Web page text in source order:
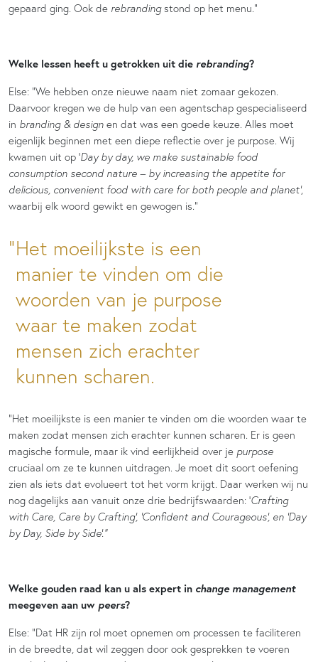
gepaard ging. Ook de rebrandingstond op het menu.”
Welke lessen heeft u getrokken uit die rebranding?
Else: “We hebben onze nieuwe naam niet zomaar gekozen.
Daarvoor kregen we de hulp van een agentschap gespecialiseerd
in branding & design en dat was een goede keuze. Alles moet
eigenlijk beginnen met een diepe reflectie over je purpose. Wij
kwamen uit op ‘Day by day, we make sustainable food
consumption second nature – by increasing the appetite for
delicious, convenient food with care for both people and planet’,
waarbij elk woord gewikt en gewogen is.”
Het moeilijkste is een
manier te vinden om die
woorden van je purpose
waar te maken zodat
mensen zich erachter
kunnen scharen.
“Het moeilijkste is een manier te vinden om die woorden waar te
maken zodat mensen zich erachter kunnen scharen. Er is geen
magische formule, maar ik vind eerlijkheid over je purpose
cruciaal om ze te kunnen uitdragen. Je moet dit soort oefening
zien als iets dat evolueert tot het vorm krijgt. Daar werken wij nu
nog dagelijks aan vanuit onze drie bedrijfswaarden: ‘Crafting
with Care, Care by Crafting’, ‘Confident and Courageous’, en ‘Day
by Day, Side by Side’.”
Welke gouden raad kan u als expert in change management
meegeven aan uw peers?
Else: “Dat HR zijn rol moet opnemen om processen te faciliteren
in de breedte, dat wil zeggen door ook gesprekken te voeren